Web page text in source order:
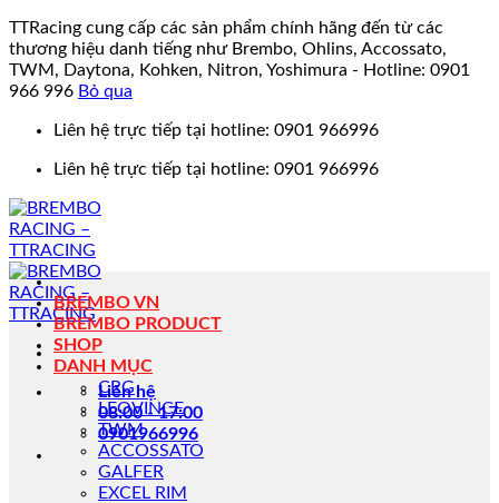
TTRacing cung cấp các sản phẩm chính hãng đến từ các
thương hiệu danh tiếng như Brembo, Ohlins, Accossato,
TWM, Daytona, Kohken, Nitron, Yoshimura - Hotline: 0901
966 996 Bỏ qua
Liên hệ trực tiếp tại hotline: 0901 966996
Liên hệ trực tiếp tại hotline: 0901 966996
Liên hệ
08:00 - 17:00
0901966996
BREMBO VN
BREMBO PRODUCT
SHOP
DANH MỤC
CRG
LEOVINCE
TWM
ACCOSSATO
GALFER
EXCEL RIM